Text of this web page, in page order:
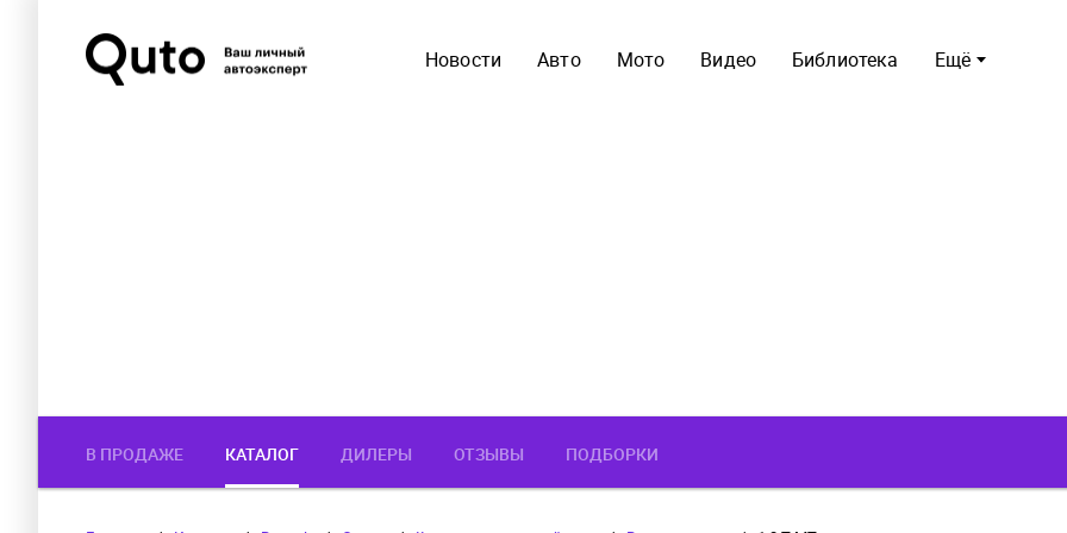
Ещё
Новости Авто Мото Видео Библиотека
В ПРОДАЖЕ КАТАЛОГ ДИЛЕРЫ ОТЗЫВЫ ПОДБОРКИ